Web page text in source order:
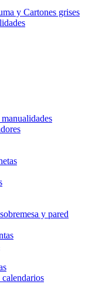
y Cartones grises
y pared